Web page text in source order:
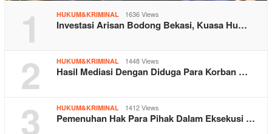
1 HUKUM&KRIMINAL 1636 Views
Investasi Arisan Bodong Bekasi, Kuasa Hu…
2 HUKUM&KRIMINAL 1448 Views
Hasil Mediasi Dengan Diduga Para Korban …
3 HUKUM&KRIMINAL 1412 Views
Pemenuhan Hak Para Pihak Dalam Eksekusi …